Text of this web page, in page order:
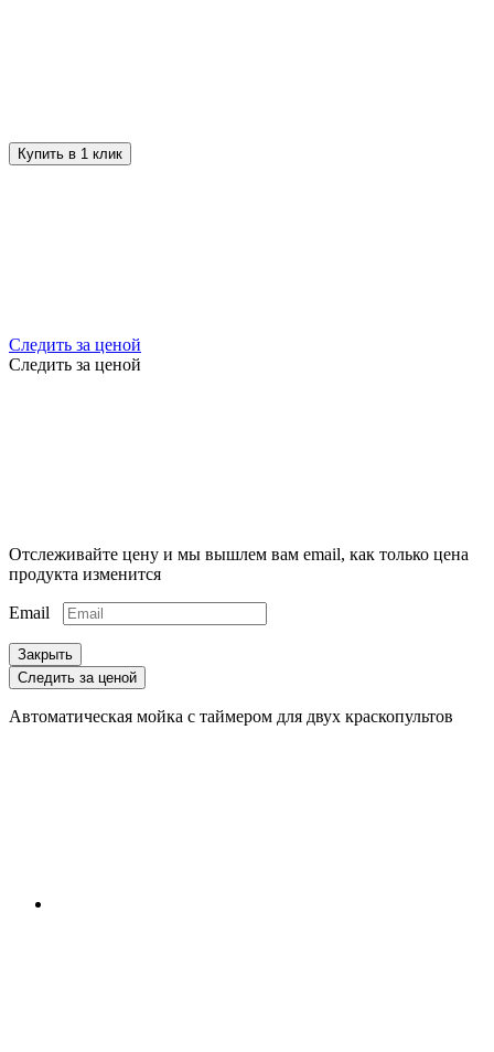
Купить в 1 клик
Следить за ценой
Следить за ценой
Отслеживайте цену и мы вышлем вам email, как только цена
продукта изменится
Email
Закрыть
Следить за ценой
Автоматическая мойка с таймером для двух краскопультов